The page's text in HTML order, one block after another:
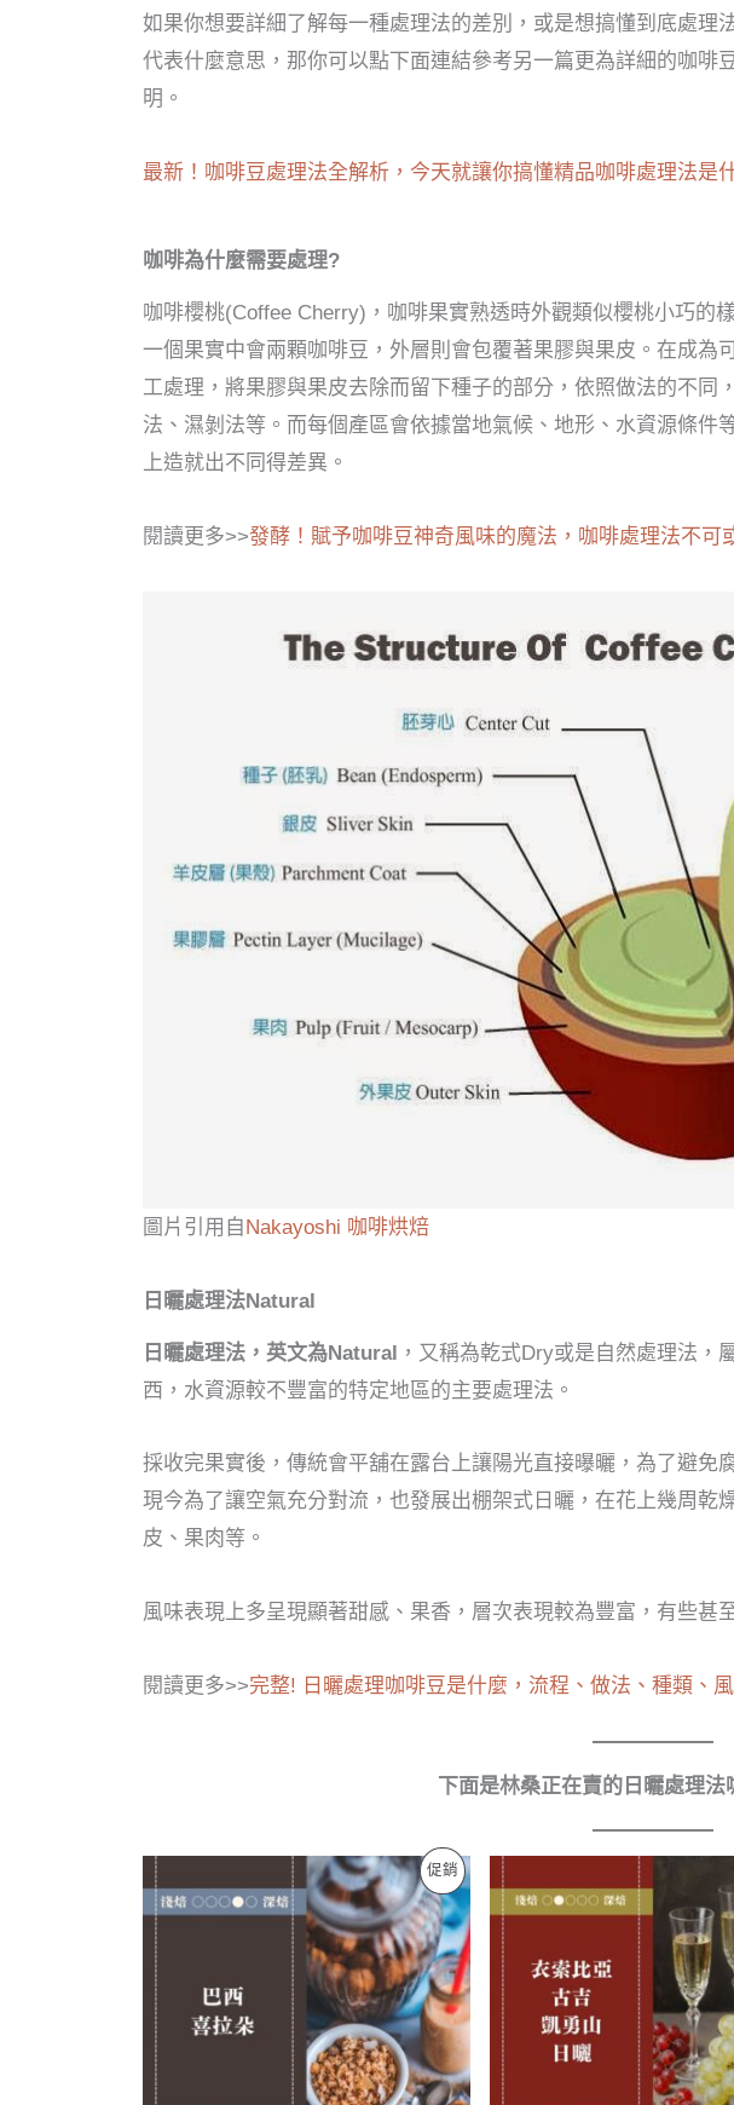
如果你想要詳細了解每一種處理法的差別，或是想搞懂到底處理
代表什麼意思，那你可以點下面連結參考另一篇更為詳細的咖啡
明。
最新！咖啡豆處理法全解析，今天就讓你搞懂精品咖啡處理法是
咖啡為什麼需要處理?
咖啡櫻桃(Coffee Cherry)，咖啡果實熟透時外觀類似櫻桃小巧的
一個果實中會兩顆咖啡豆，外層則會包覆著果膠與果皮。在成為
工處理，將果膠與果皮去除而留下種子的部分，依照做法的不同
法、濕剝法等。而每個產區會依據當地氣候、地形、水資源條件
上造就出不同得差異。
閱讀更多>>發酵！賦予咖啡豆神奇風味的魔法，咖啡處理法不可
圖片引用自Nakayoshi 咖啡烘焙
日曬處理法Natural
日曬處理法，英文為Natural ，又稱為乾式Dry或是自然處理法，
西，水資源較不豐富的特定地區的主要處理法。
採收完果實後，傳統會平舖在露台上讓陽光直接曝曬，為了避免
現今為了讓空氣充分對流，也發展出棚架式日曬，在花上幾周乾
皮、果肉等。
風味表現上多呈現顯著甜感、果香，層次表現較為豐富，有些甚
閱讀更多>>完整! 日曬處理咖啡豆是什麼，流程、做法、種類、
下面是林桑正在賣的日曬處理法
促銷